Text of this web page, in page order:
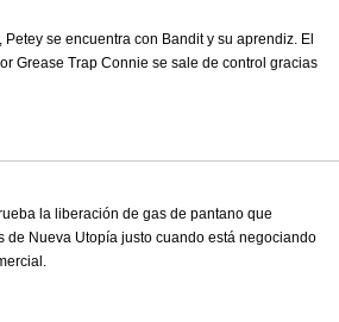
se encuentra con Bandit y su aprendiz. El
Grease Trap Connie se sale de control gracias
la liberación de gas de pantano que
de Nueva Utopía justo cuando está negociando